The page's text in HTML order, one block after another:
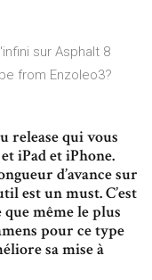
sur Asphalt 8
from Enzoleo3?
release qui vous
iPad et iPhone.
d’avance sur
est un must. C’est
même le plus
pour ce type
sa mise à